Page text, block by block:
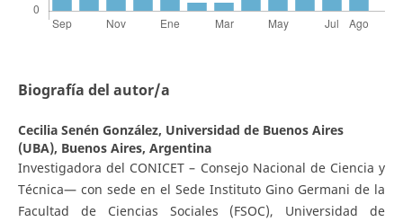
Biografía del autor/a
Cecilia Senén González, Universidad de Buenos Aires
(UBA), Buenos Aires, Argentina
Investigadora del CONICET – Consejo Nacional de Ciencia y
Técnica— con sede en el Sede Instituto Gino Germani de la
Facultad de Ciencias Sociales (FSOC), Universidad de